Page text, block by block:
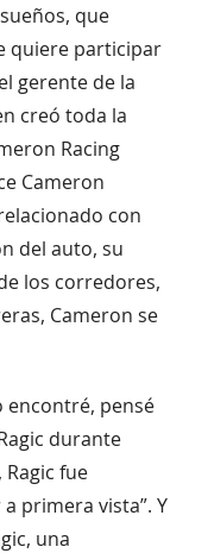
que
quiere participar
gerente de la
creó toda la
Racing
Cameron
con
del auto, su
los corredores,
Cameron se
encontré, pensé
durante
fue
primera vista”. Y
una